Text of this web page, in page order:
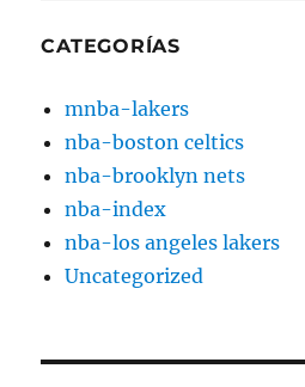
CATEGORÍAS
mnba-lakers
nba-boston celtics
nba-brooklyn nets
nba-index
nba-los angeles lakers
Uncategorized